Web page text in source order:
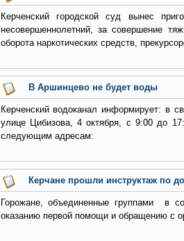
Керченский городской суд вынес
несовершеннолетний, за совершение
оборота наркотических средств,
В Аршинцево не будет воды
Керченский водоканал информирует: в
улице Цибизова, 4 октября, с 9:00 до
следующим адресам:
Керчане прошли инструктаж по
Горожане, объединенные группами в
оказанию первой помощи и обращению с